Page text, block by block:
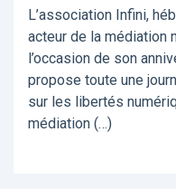
L’association Infini,
acteur de la médiation
l’occasion de son
propose toute une
sur les libertés
médiation (…)